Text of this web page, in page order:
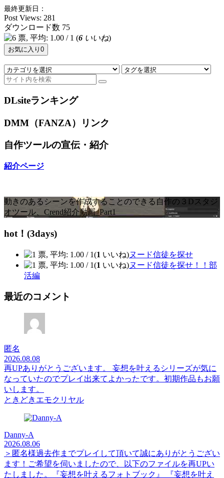
最終更新日：
Post Views: 281
ダウンロード数 75
(6 いいね)
お気に入り 0
DLsiteランキング
DMM（FANZA）リンク
自作ツールの宣伝・紹介
紹介ページ
動きのあるシーンを作成することのできる自作の３Dスタジ
オツール、Crend紹介動画_Part1
hot！(3days)
(1 いいね)ヌード信徒を探せ
(1 いいね)ヌード信徒を探せ！！部
活編
最近のコメント
匿名
2026.08.08
再UPありがとうございます。 妄想を叶えるシリーズが気に
なっていたのでプレイ出来てよかったです。初期作品もお願
いします。
ときどきエモクリヤル
Danny-A
2026.08.06
＞匿名様過去作までプレイして頂いて誠にありがとうござい
ます！ご希望を伺いましたので、以下のファイルを再UPい
たしました。『妄想を叶えるフォトブック』 『妄想を叶え